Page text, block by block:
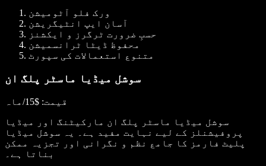
ورک فلو آٹومیشن
آسان ایپ انٹیگریشن
حسبِ ضرورت ٹرگرز و ایکشنز
محفوظ ڈیٹا ٹرانسمیشن
متنوع استعمالات کی سپورٹ
سوشل میڈیا ماسٹر پلگ ان
قیمت: $15/ماہ
سوشل میڈیا ماسٹر پلگ ان مارکیٹنگ اور میڈیا
پروفیشنلز کے لیے نہایت مفید ہے۔ یہ سوشل میڈیا
پلیٹ فارمز کا جامع نظم و نگرانی اور تجزیہ ممکن
بناتا ہے۔